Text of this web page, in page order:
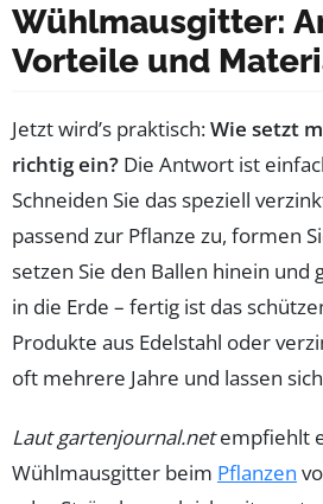
Wühlmausgitter:
Vorteile und
Jetzt wird’s praktisch:Wie setzt
richtig ein? Die Antwort ist
Schneiden Sie das speziell
passend zur Pflanze zu, formen
setzen Sie den Ballen hinein und
in die Erde – fertig ist das
Produkte aus Edelstahl oder
oft mehrere Jahre und lassen
Laut gartenjournal.netempfiehlt
Wühlmausgitter beim Pflanzen